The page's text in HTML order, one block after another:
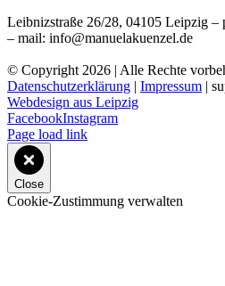
Leibnizstraße 26/28, 04105 Leipzig –
– mail: info@manuelakuenzel.de
© Copyright 2026 | Alle Rechte
Datenschutzerklärung | Impressum |
Webdesign aus Leipzig
FacebookInstagram
Page load link
Close
Cookie-Zustimmung verwalten